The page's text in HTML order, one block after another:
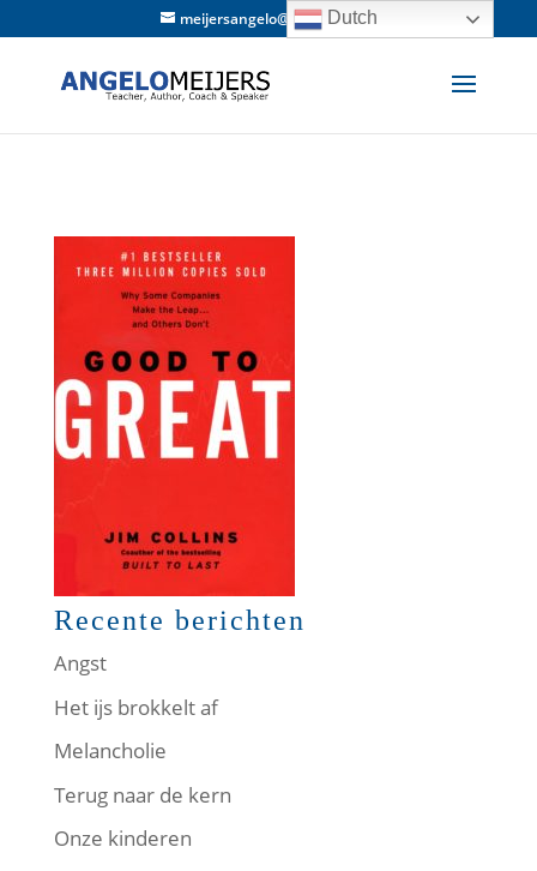
meijersangelo@hotmail.com
Recente berichten
Angst
Het ijs brokkelt af
Melancholie
Terug naar de kern
Onze kinderen
Dutch